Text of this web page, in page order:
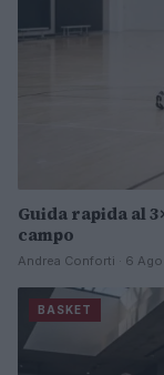
Guida rapida al
campo
Andrea Conforti · 6
BASKET